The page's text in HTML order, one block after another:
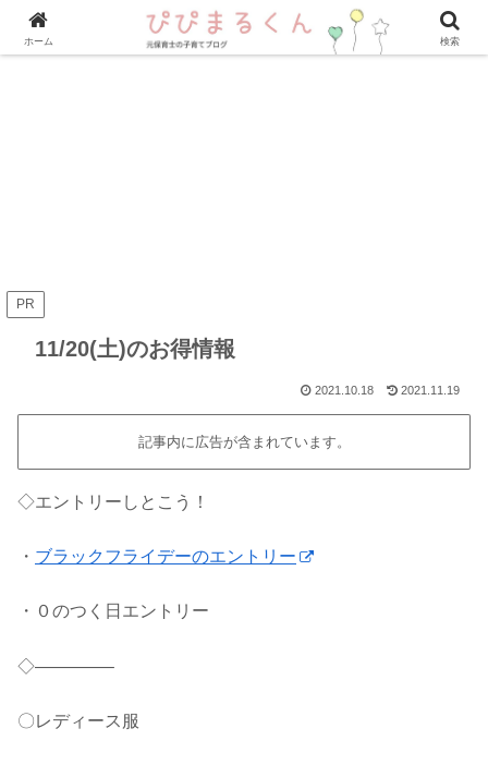
PR
11/20(土)のお得情報
2021.10.18 2021.11.19
記事内に広告が含まれています。
◇エントリーしとこう！
・ ブラックフライデーのエントリー
・０のつく日エントリー
◇————–
〇レディース服
ホーム 検索